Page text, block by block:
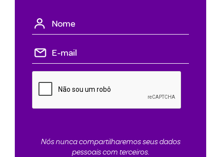
Nós nunca compartilharemos seus dados
pessoais com terceiros.